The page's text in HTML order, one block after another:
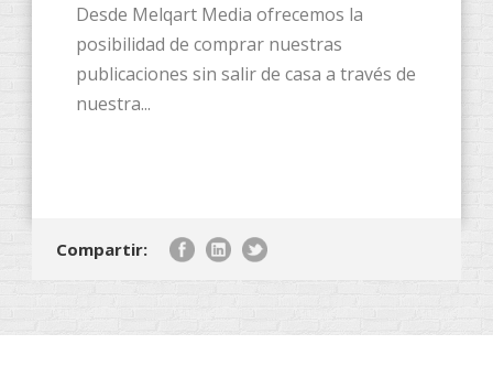
Desde Melqart Media ofrecemos la
posibilidad de comprar nuestras
publicaciones sin salir de casa a través de
nuestra...
Compartir: